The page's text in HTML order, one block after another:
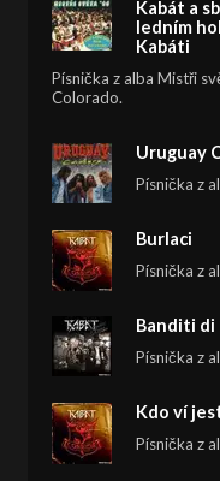
Kabát a
ledním
Kabáti
Písnička z alba Mistři
Colorado.
Uruguay
Písnička z
Burlaci
Písnička z
Banditi di
Písnička z
Kdo ví
Písnička z